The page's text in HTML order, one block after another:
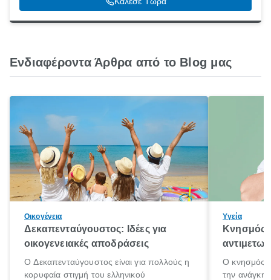
Ενδιαφέροντα Άρθρα από το Blog μας
Οικογένεια
Δεκαπενταύγουστος: Ιδέες για
οικογενειακές αποδράσεις
Ο Δεκαπενταύγουστος είναι για πολλούς η
κορυφαία στιγμή του ελληνικού
Υγεία
Κνησμός:
Ο κνησμός
την ανάγκη